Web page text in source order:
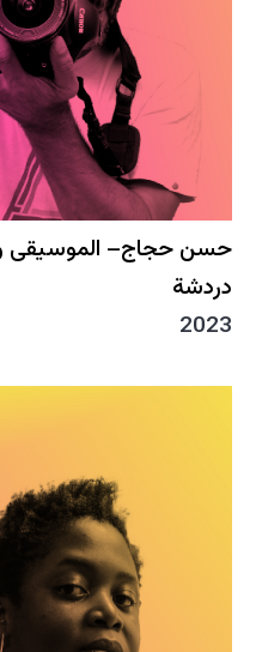
حسن حجاج– الموسيقى
دردشة
2023